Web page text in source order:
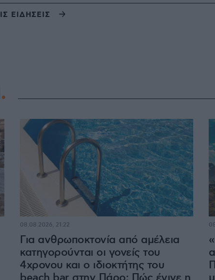
ΕΙΔΗΣΕΙΣ
Για ανθρωποκτονία από αμέλεια
κατηγορούνται οι γονείς του
4χρονου και ο ιδιοκτήτης του
08.08.2026, 21:22